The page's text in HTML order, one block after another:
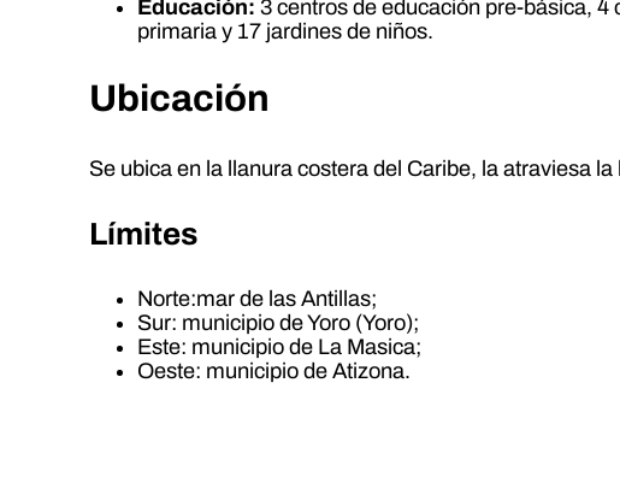
Educación: 3 centros de educación pre-básica,
primaria y 17 jardines de niños.
Ubicación
Se ubica en la llanura costera del Caribe, la atraviesa
Límites
Norte:mar de las Antillas;
Sur: municipio de Yoro (Yoro);
Este: municipio de La Masica;
Oeste: municipio de Atizona.